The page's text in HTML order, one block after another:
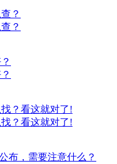
？
？
？看这就对了!
？看这就对了!
布，需要注意什么？